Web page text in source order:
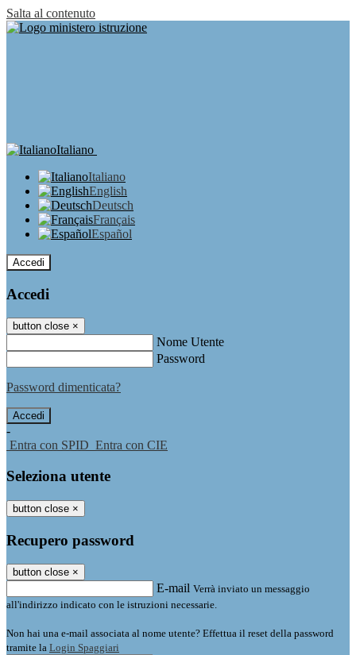
Salta al contenuto
Italiano
Italiano
English
Deutsch
Français
Español
Accedi
Accedi
button close ×
Nome Utente
Password
Password dimenticata?
-
Entra con SPID Entra con CIE
Seleziona utente
button close ×
Recupero password
button close ×
E-mail Verrà inviato un messaggio
all'indirizzo indicato con le istruzioni necessarie.
Non hai una e-mail associata al nome utente? Effettua il reset della password
tramite la Login Spaggiari